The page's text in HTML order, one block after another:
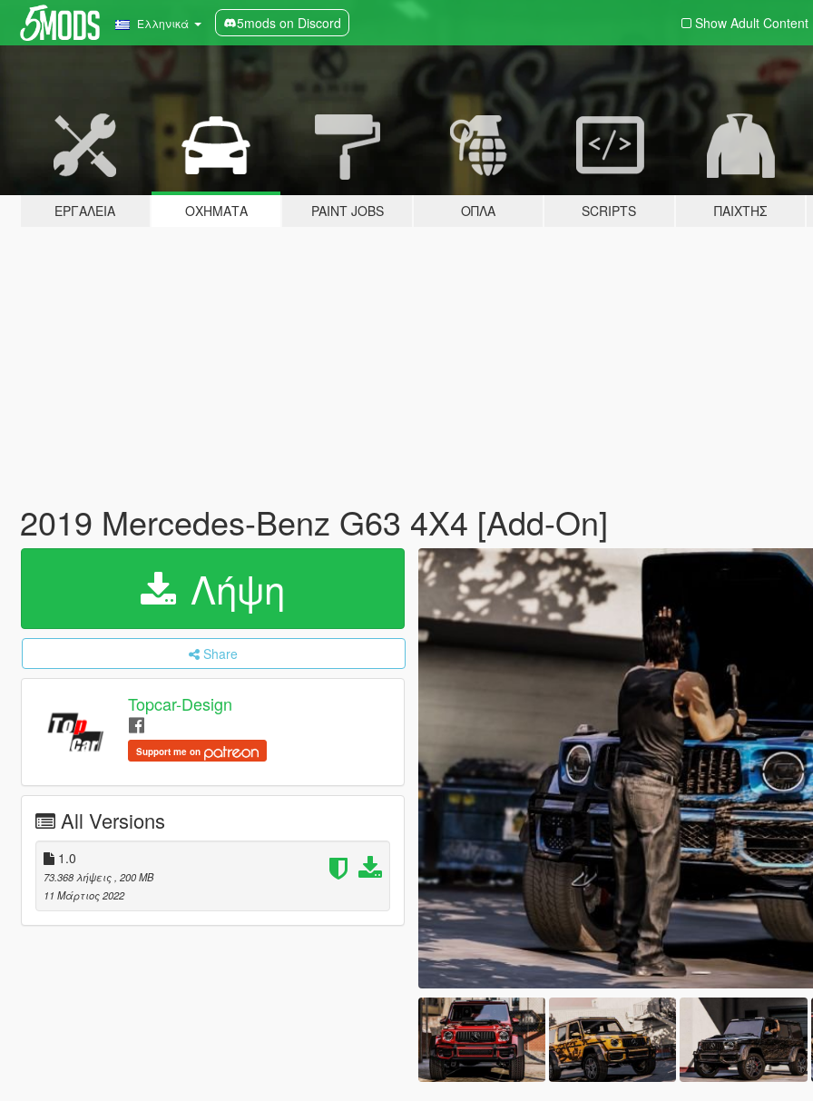
Ελληνικά 5mods on Discord Show Adult Content
ΕΡΓΑΛΕΊΑ ΟΧΉΜΑΤΑ PAINT JOBS ΌΠΛΑ SCRIPTS ΠΑΊΧΤΗΣ
2019 Mercedes-Benz G63 4X4 [Add-On]
Λήψη
Share
Topcar-Design
Support me on
All Versions
1.0
73.368 λήψεις , 200 MB
11 Μάρτιος 2022